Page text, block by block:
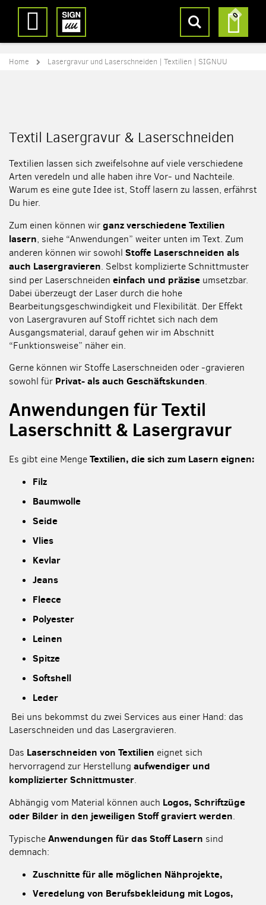
Direkt
Inhalt
0
Suche
Home Lasergravur und Laserschneiden | Textilien | SIGNUU
Textil Lasergravur & Laserschneiden
Textilien lassen sich zweifelsohne auf viele verschiedene
Arten veredeln und alle haben ihre Vor- und Nachteile.
Warum es eine gute Idee ist, Stoff lasern zu lassen, erfährst
Du hier.
Zum einen können wirganz verschiedene Textilien
lasern, siehe “Anwendungen” weiter unten im Text. Zum
anderen können wir sowohl Stoffe Laserschneiden als
auch Lasergravieren. Selbst komplizierte Schnittmuster
sind per Laserschneiden einfach und präzise umsetzbar.
Dabei überzeugt der Laser durch die hohe
Bearbeitungsgeschwindigkeit und Flexibilität. Der Effekt
von Lasergravuren auf Stoff richtet sich nach dem
Ausgangsmaterial, darauf gehen wir im Abschnitt
“Funktionsweise” näher ein.
Gerne können wir Stoffe Laserschneiden oder -gravieren
sowohl für Privat- als auch Geschäftskunden.
Anwendungen für Textil
Laserschnitt & Lasergravur
Es gibt eine MengeTextilien, die sich zum Lasern eignen:
Filz
Baumwolle
Seide
Vlies
Kevlar
Jeans
Fleece
Polyester
Leinen
Spitze
Softshell
Leder
Bei uns bekommst du zwei Services aus einer Hand: das
Laserschneiden und das Lasergravieren.
Das Laserschneiden von Textilien eignet sich
hervorragend zur Herstellung aufwendiger und
komplizierter Schnittmuster.
Abhängig vom Material können auch Logos, Schriftzüge
oder Bilder in den jeweiligen Stoff graviert werden.
TypischeAnwendungen für das Stoff Lasern sind
demnach:
Zuschnitte für alle möglichen Nähprojekte,
Veredelung von Berufsbekleidung mit Logos,